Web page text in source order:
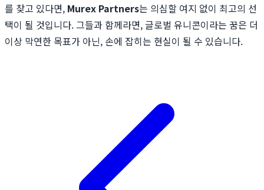
를 찾고 있다면, Murex Partners는 의심할 여지 없이 최고의 선
택이 될 것입니다. 그들과 함께라면, 글로벌 유니콘이라는 꿈은 더
이상 막연한 목표가 아닌, 손에 잡히는 현실이 될 수 있습니다.